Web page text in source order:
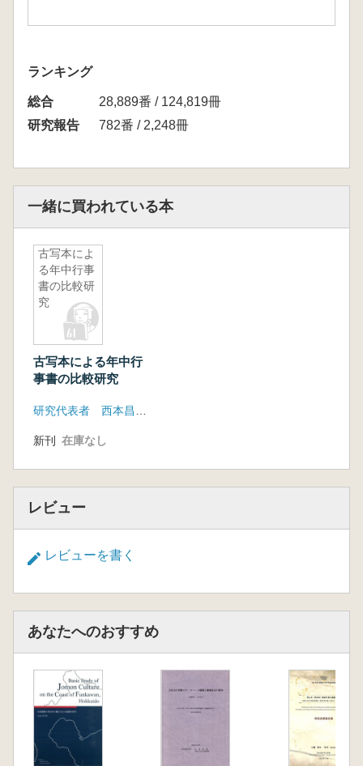
ランキング
総合
28,889番 / 124,819冊
研究報告
782番 / 2,248冊
一緒に買われている本
古写本によ
る年中行事
書の比較研
究
古写本による年中行
事書の比較研究
新刊 在庫なし
レビュー
レビューを書く
あなたへのおすすめ